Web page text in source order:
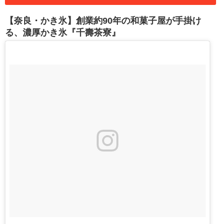
【奈良・かき氷】創業約90年の和菓子屋が手掛け
る、濃厚かき氷『千壽茶寮』